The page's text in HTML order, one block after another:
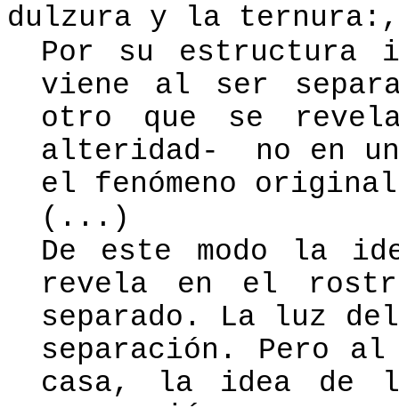
dulzura y la
Por su estructura
viene al ser
otro que se
alteridad-
no en
el fenómeno
(...)
De este modo la
revela en el
separado. La luz
separación. Pero
casa, la idea de